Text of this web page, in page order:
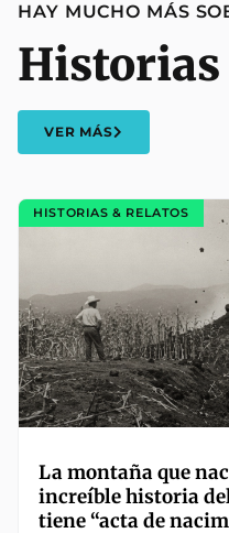
HAY MUCHO MÁS
Historias
VER MÁS
HISTORIAS & RELATOS
La montaña que
increíble historia
tiene “acta de